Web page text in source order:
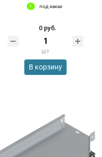
под заказ
0 руб.
шт
В корзину